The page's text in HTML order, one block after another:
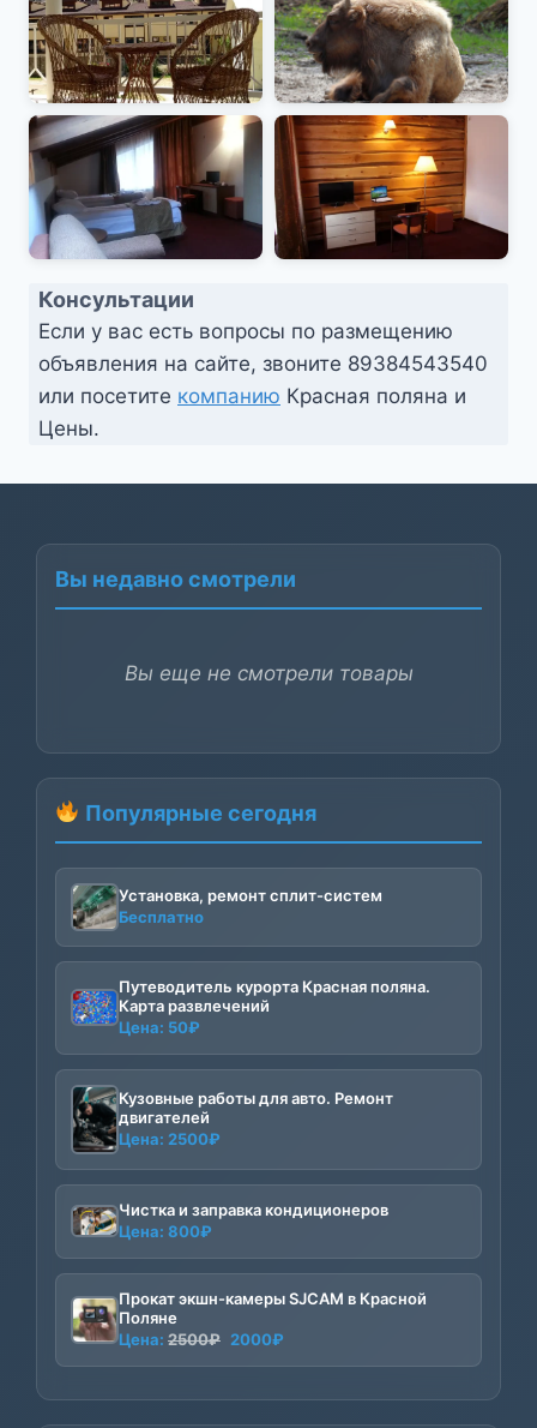
Консультации
Если у вас есть вопросы по размещению
объявления на сайте, звоните 89384543540
или посетите компанию Красная поляна и
Цены.
Вы недавно смотрели
Вы еще не смотрели товары
Популярные сегодня
Установка, ремонт сплит-систем
Бесплатно
Путеводитель курорта Красная поляна.
Карта развлечений
Цена: 50₽
Кузовные работы для авто. Ремонт
двигателей
Цена: 2500₽
Чистка и заправка кондиционеров
Цена: 800₽
Прокат экшн-камеры SJCAM в Красной
Поляне
Цена: 2500₽ Первоначальная
2000₽